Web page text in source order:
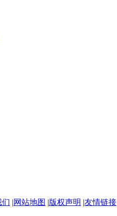
们 |网站地图 |版权声明 |友情链接